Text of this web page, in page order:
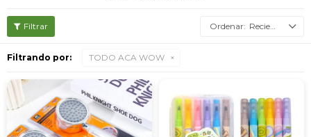
Recientes
Filtrando por: TODO ACA WOW